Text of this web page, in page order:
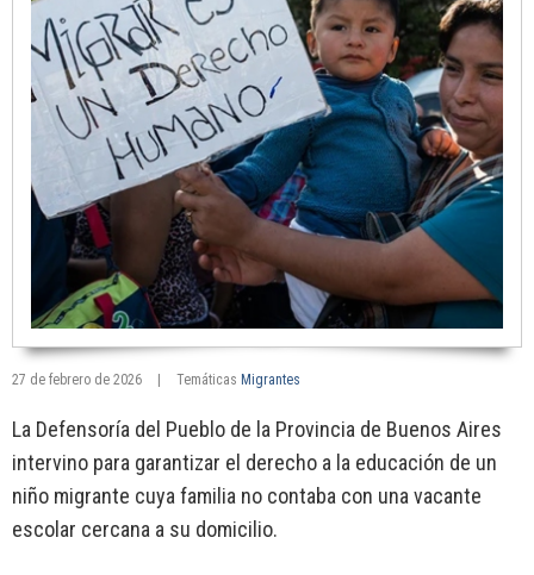
27 de febrero de 2026 Temáticas Migrantes
La Defensoría del Pueblo de la Provincia de Buenos Aires
intervino para garantizar el derecho a la educación de un
niño migrante cuya familia no contaba con una vacante
escolar cercana a su domicilio.